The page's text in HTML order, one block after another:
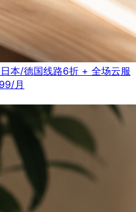
本/德国线路6折 + 全场云服
月